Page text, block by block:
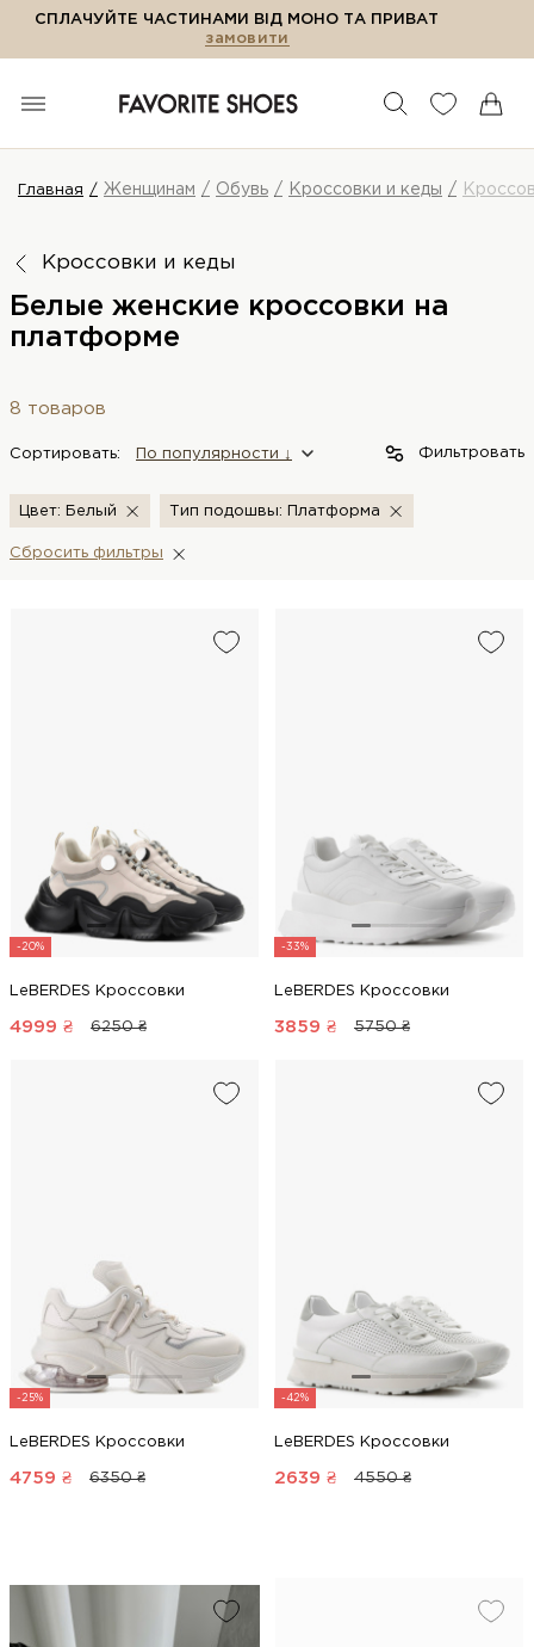
СПЛАЧУЙТЕ ЧАСТИНАМИ ВІД МОНО ТА ПРИВАТ
замовити
Главная Женщинам Обувь Кроссовки и кеды
Кроссовки и кеды
Белые женские кроссовки на
платформе
8 товаров
Сортировать: По популярности ↓ Фильтровать
Цвет: Белый Тип подошвы: Платформа
Сбросить фильтры
-20%
LeBERDES Кроссовки
4999 ₴ 6250 ₴
-33%
LeBERDES Кроссовки
3859 ₴ 5750 ₴
-25%
LeBERDES Кроссовки
4759 ₴ 6350 ₴
-42%
LeBERDES Кроссовки
2639 ₴ 4550 ₴